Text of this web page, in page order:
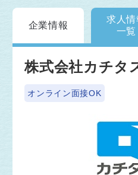
企業情報
求人情
一覧
株式会社カチタ
オンライン面接OK